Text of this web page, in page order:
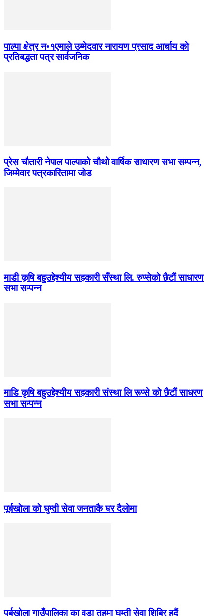
पाल्पा क्षेत्र न•१एमाले उम्मेदवार नारायण प्रसाद आर्चाय काे
प्रतिबद्धता पत्र सार्वजनिक
प्रेस चौतारी नेपाल पाल्पाको चौथो वार्षिक साधारण सभा सम्पन्न,
जिम्मेवार पत्रकारितामा जोड
माडी कृषि बहुउद्देश्यीय सहकारी सँस्था लि. रुप्सेको छैटाैं साधारण
सभा सम्पन्न
माडि कृषि बहुउद्देश्यीय सहकारी संस्था लि रूप्से काे छैटाैं साधरण
सभा सम्पन्न
पूर्बखाेला काे घुम्ती सेवा जनताकै घर दैलाेमा
पुर्बखाेला गाउँपालिका का वडा तहमा घुम्ती सेवा शिबिर हुदैं